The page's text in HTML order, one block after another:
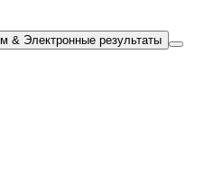
& Электронные результаты